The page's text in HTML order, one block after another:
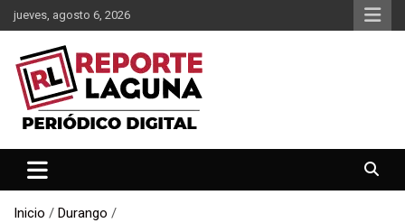
Saltar
al
contenido
jueves, agosto 6, 2026
Reporte Laguna
Inicio
Durango